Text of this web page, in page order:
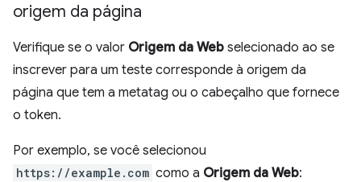
origem da página
Verifique se o valor Origem da Web selecionado ao se
inscrever para um teste corresponde à origem da
página que tem a metatag ou o cabeçalho que fornece
o token.
Por exemplo, se você selecionou
https://example.com como a Origem da Web: